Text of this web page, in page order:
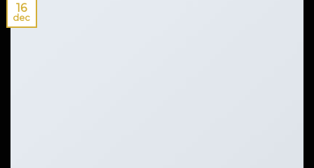
16
dec